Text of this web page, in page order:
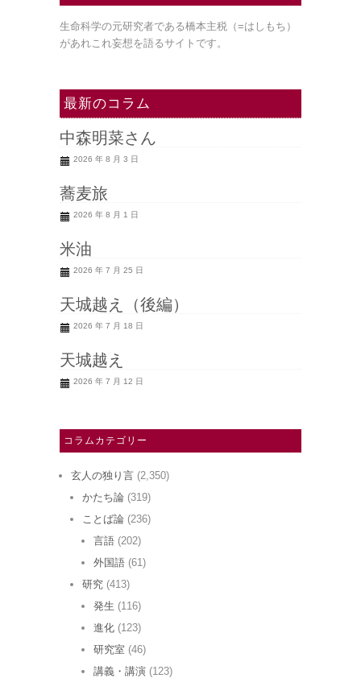
生命科学の元研究者である橋本主税（=はしもち）
があれこれ妄想を語るサイトです。
最新のコラム
中森明菜さん
2026 年 8 月 3 日
蕎麦旅
2026 年 8 月 1 日
米油
2026 年 7 月 25 日
天城越え（後編）
2026 年 7 月 18 日
天城越え
2026 年 7 月 12 日
コラムカテゴリー
玄人の独り言 (2,350)
かたち論 (319)
ことば論 (236)
言語 (202)
外国語 (61)
研究 (413)
発生 (116)
進化 (123)
研究室 (46)
講義・講演 (123)